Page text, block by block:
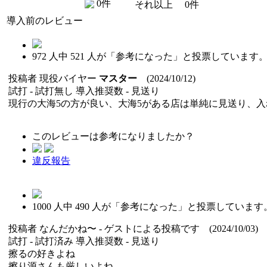
0件
それ以上
0件
導入前のレビュー
972 人中 521 人が「参考になった」と投票しています。
投稿者 現役バイヤー マスター (2024/10/12)
試打 - 試打無し 導入推奨数 - 見送り
現行の大海5の方が良い、大海5がある店は単純に見送り、入
このレビューは参考になりましたか？
違反報告
1000 人中 490 人が「参考になった」と投票しています
投稿者 なんだかね〜 - ゲストによる投稿です (2024/10/03)
試打 - 試打済み 導入推奨数 - 見送り
擦るの好きよね